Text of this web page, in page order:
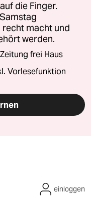
die Finger.
macht und
werden.
frei Haus
Vorlesefunktion
einloggen